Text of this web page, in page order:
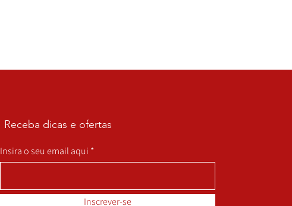
Receba dicas e ofertas
Insira o seu email aqui
Inscrever-se